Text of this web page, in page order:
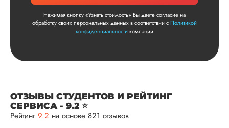
Нажимая кнопку «Узнать стоимость» Вы даете согласие на
обработку своих персональных данных в соответствии сПолитикой
конфиденциальностикомпании
ОТЗЫВЫ СТУДЕНТОВ И РЕЙТИНГ
СЕРВИСА - 9.2 ⭐
Рейтинг 9.2 на основе 821 отзывов
Вид работы:
2025-11-15
Диссертация по
Понравилось, как